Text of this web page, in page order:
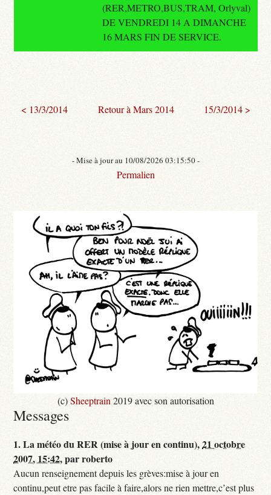
(RER,METRO,BUS,TRAM, Orlyval)
DE VENDREDI 14 A DIMANCHE
16 MARS FIN DE SERVICE.
< 13/3/2014 Retour à Mars 2014 15/3/2014 >
- Mise à jour au 10/08/2026 03:15:50 -
Permalien
(c)Sheeptrain 2019 avec son autorisation
Messages
1.La météo du RER (mise à jour en continu),21 octobre
2007, 15:42,parroberto
Aucun renseignement depuis les grèves:mise à jour en
continu,peut etre pas facile à faire,alors ne rien mettre,c’est plus